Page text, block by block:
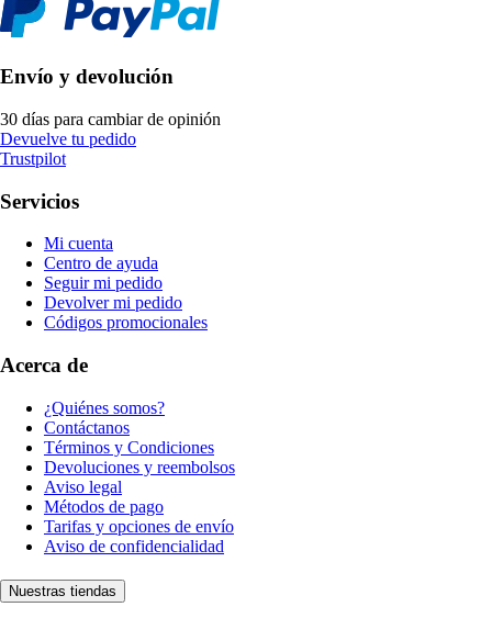
Envío y devolución
30 días para cambiar de opinión
Devuelve tu pedido
Trustpilot
Servicios
Mi cuenta
Centro de ayuda
Seguir mi pedido
Devolver mi pedido
Códigos promocionales
Acerca de
¿Quiénes somos?
Contáctanos
Términos y Condiciones
Devoluciones y reembolsos
Aviso legal
Métodos de pago
Tarifas y opciones de envío
Aviso de confidencialidad
Nuestras tiendas